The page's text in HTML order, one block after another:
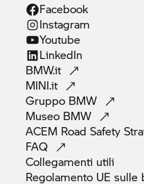
Facebook
Instagram
Youtube
LinkedIn
BMW.it
MINI.it
Gruppo BMW
Museo BMW
ACEM Road Safety
FAQ
Collegamenti utili
Regolamento UE sulle